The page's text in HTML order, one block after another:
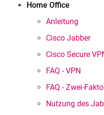
Home Office
Anleitung
Cisco Jabber
Cisco Secure
FAQ - VPN
FAQ - Zwei-
Nutzung des